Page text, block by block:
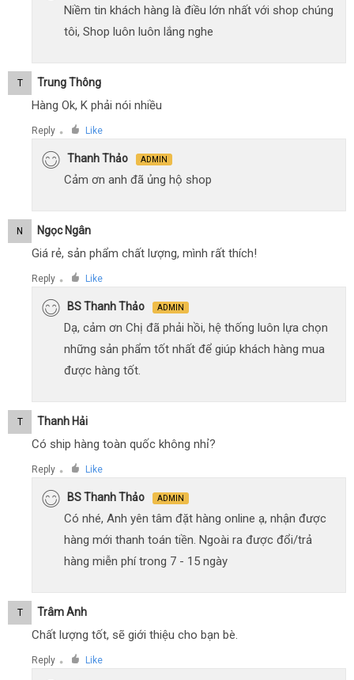
Niềm tin khách hàng là điều lớn nhất với shop chúng
tôi, Shop luôn luôn lắng nghe
T Trung Thông
Hàng Ok, K phải nói nhiều
Reply ● Like
Thanh Thảo ADMIN
Cảm ơn anh đã ủng hộ shop
N Ngọc Ngân
Giá rẻ, sản phẩm chất lượng, mình rất thích!
Reply ● Like
BS Thanh Thảo ADMIN
Dạ, cảm ơn Chị đã phải hồi, hệ thống luôn lựa chọn
những sản phẩm tốt nhất để giúp khách hàng mua
được hàng tốt.
T Thanh Hải
Có ship hàng toàn quốc không nhỉ?
Reply ● Like
BS Thanh Thảo ADMIN
Có nhé, Anh yên tâm đặt hàng online ạ, nhận được
hàng mới thanh toán tiền. Ngoài ra được đổi/trả
hàng miễn phí trong 7 - 15 ngày
T Trâm Anh
Chất lượng tốt, sẽ giới thiệu cho bạn bè.
Reply ● Like